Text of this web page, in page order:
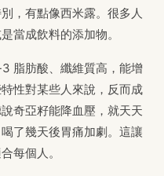
，有點像西米露。很多人
當成飲料的添加物。
脂肪酸、纖維質高，能增
性對某些人來說，反而成
奇亞籽能降血壓，就天天
了幾天後胃痛加劇。這讓
每個人。